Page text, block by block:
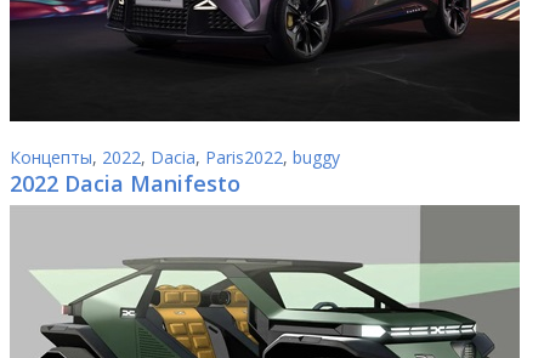
Концепты, 2022, Dacia, Paris2022, buggy
2022 Dacia Manifesto